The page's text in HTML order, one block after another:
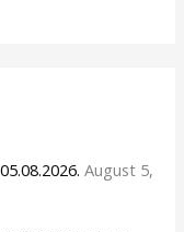
August 5,